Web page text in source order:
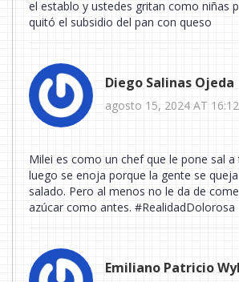
el establo y ustedes gritan como niñas
quitó el subsidio del pan con queso
Diego Salinas Ojeda
agosto 15, 2024 AT 16:12
Milei es como un chef que le pone sal
luego se enoja porque la gente se
salado. Pero al menos no le da de
azúcar como antes. #RealidadDolorosa
Emiliano Patricio